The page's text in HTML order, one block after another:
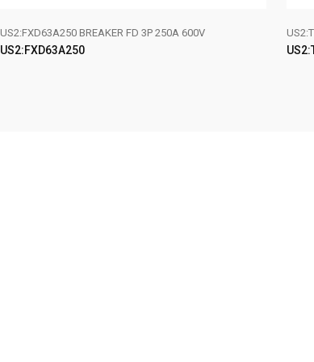
US2:FXD63A250 BREAKER FD 3P 250A 600V
US2:FXD63A250